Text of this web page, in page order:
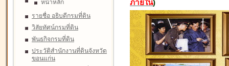
หน้าหลัก
รายชื่อ อธิบดีกรมที่ดิน
วิสัยทัศน์กรมที่ดิน
พันธกิจกรมที่ดิน
ประวัติสำนักงานที่ดินจังหวัด
ขอนแก่น
ภายใน)